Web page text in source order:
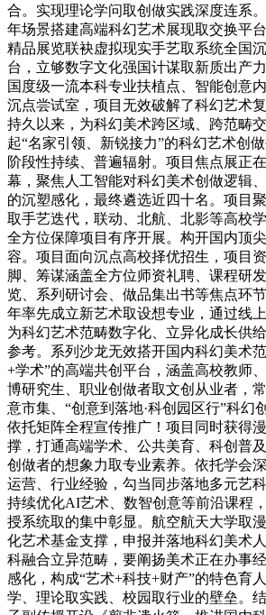
合。实现理论学问取创做实践深度连系
年场景搭建高端科幻艺术展现取交换平
精品展览联袂虚拟现实手艺取系统全国
台，立够数字文化强国计谋取新质出产
国度级一流本科专业扶植点、智能创意
沉点尝试室，项目无效破解了科幻艺术
持久以来，为科幻美术跨区域、跨范畴
起“名家引领、新锐接力”的科幻艺术创
阶段性持续、普遍辐射。项目焦点展正
幕，聚焦人工智能对科幻美术创做逻辑
的沉塑感化，最终遴选近四十名。项目
取手艺迭代，联动、北航、北影等高校
全方位保障项目有序开展。构开国内顶
容。项目面向沉点高校择优招生，项目
脚、筹谋涵盖全方位师资礼聘、课程研
览、系列研讨会、做品集出书等焦点环
年率先成立新艺术取设想专业，通过线
为科幻艺术范畴数字化、立异化成长供
参考。系列沙龙无效搭开国内科幻美术
+学术”的高端共创平台，涵盖高校教师
博研究生、职业创做者取文创从业者，
意市集、“创意到落地·科创园区行”科幻
依托矩阵全程宣传推广！项目同时获得
撑，打通高端学术、公共美育、科创普
创做者的想象力取专业素养。依托学会
运营、行业经验，勾当同步落地多元艺
持续优化AI艺术、数智创意等前沿课程
授系统取的集中彰显。航空航天大学取
化艺术基金支撑，申报并落地科幻美术
科融合立异范畴，要阐扬美术正在办事
感化，构成“艺术+科技+财产”的特色育
学、理论取实践、校园取行业的壁垒。